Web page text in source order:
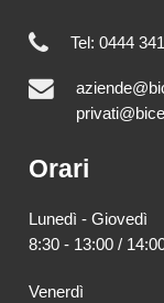
Tel: 0444
Orari
Lunedì - Giovedì
8:30 - 13:00 /
Venerdì